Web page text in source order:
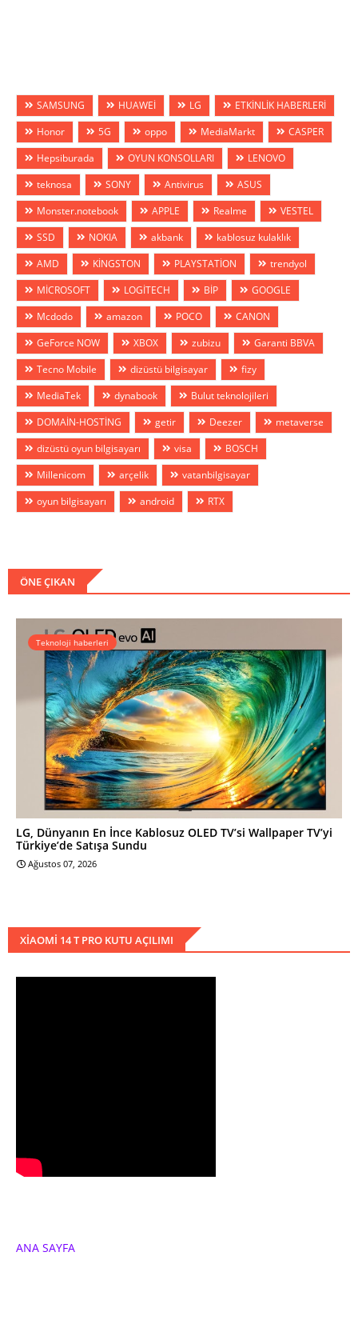
SAMSUNG HUAWEİ LG
ETKİNLİK HABERLERİ
Honor
5G oppo MediaMarkt
CASPER
Hepsiburada
OYUN KONSOLLARI
LENOVO
teknosa
SONY Antivirus
ASUS
Monster.notebook
APPLE Realme
VESTEL
SSD
NOKIA akbank
kablosuz kulaklık
AMD
KİNGSTON PLAYSTATİON
trendyol
MİCROSOFT
LOGİTECH BİP
GOOGLE
Mcdodo
amazon POCO
CANON
GeForce NOW
XBOX zubizu
Garanti BBVA
Tecno Mobile
dizüstü bilgisayar
fizy
MediaTek
dynabook
Bulut teknolojileri
DOMAİN-HOSTİNG
getir Deezer
metaverse
dizüstü oyun bilgisayarı
visa
BOSCH
Millenicom
arçelik
vatanbilgisayar
oyun bilgisayarı
android RTX
ÖNE ÇIKAN
Teknoloji haberleri
LG, Dünyanın En İnce Kablosuz OLED TV’si Wallpaper TV’yi
Türkiye’de Satışa Sundu
Ağustos 07, 2026
XIAOMI 14 T PRO KUTU AÇILIMI
ANA SAYFA